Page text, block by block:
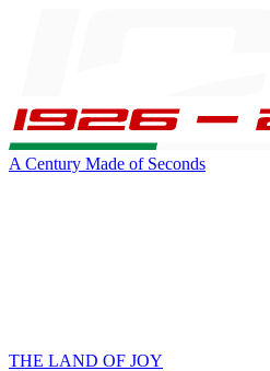
A Century Made of Seconds
THE LAND OF JOY